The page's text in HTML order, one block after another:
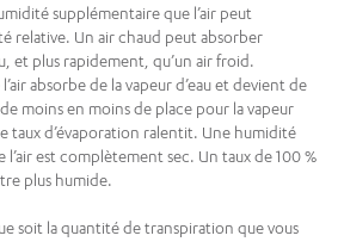
supplémentaire que l’air peut
relative. Un air chaud peut absorber
et plus rapidement, qu’un air froid.
absorbe de la vapeur d’eau et devient de
moins en moins de place pour la vapeur
taux d’évaporation ralentit. Une humidité
l’air est complètement sec. Un taux de 100 %
plus humide.
soit la quantité de transpiration que vous